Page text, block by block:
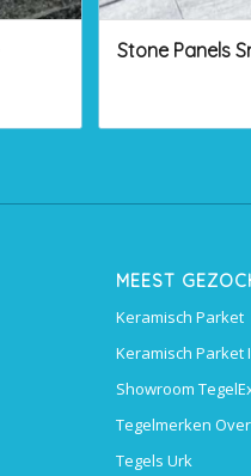
Stone Panels
MEEST
Keramisch Parket
Keramisch Parket
Showroom
Tegelmerken
Tegels Urk